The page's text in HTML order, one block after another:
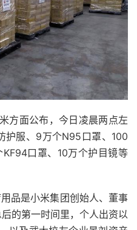
方面公布，今日凌晨两点左
护服、9万个N95口罩、100
口罩、10万个护目镜等
品是小米集团创始人、董事
的第一时间里，个人出资以